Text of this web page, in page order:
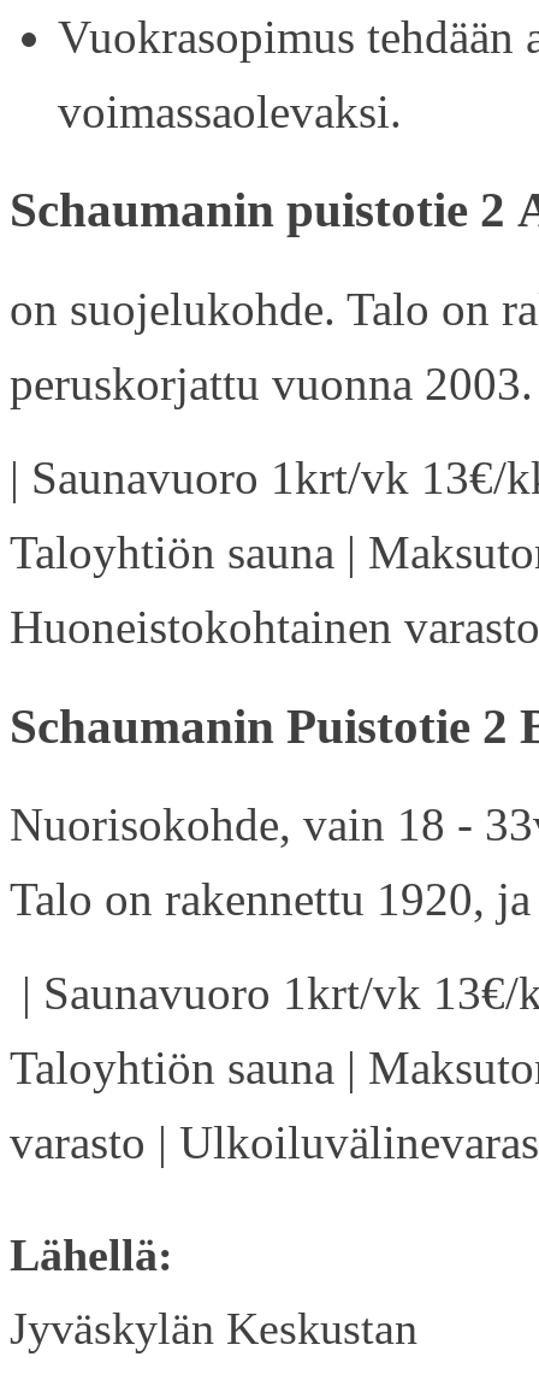
Vuokrasopimus tehdään
voimassaolevaksi.
Schaumanin puistotie 2
on suojelukohde. Talo on
peruskorjattu vuonna 2003.
| Saunavuoro 1krt/vk 13€/
Taloyhtiön sauna |
Huoneistokohtainen
Schaumanin Puistotie 2
Nuorisokohde, vain 18 -
Talo on rakennettu 1920,
| Saunavuoro 1krt/vk
Taloyhtiön sauna |
varasto |
Lähellä:
Jyväskylän Keskustan